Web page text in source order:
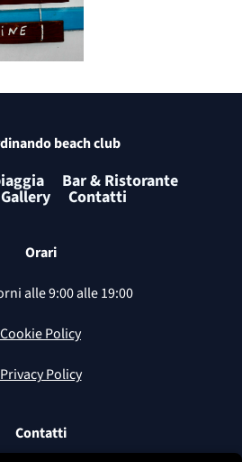
beach club
Bar & Ristorante
Contatti
Orari
alle 9:00 alle 19:00
Cookie Policy
Privacy Policy
Contatti